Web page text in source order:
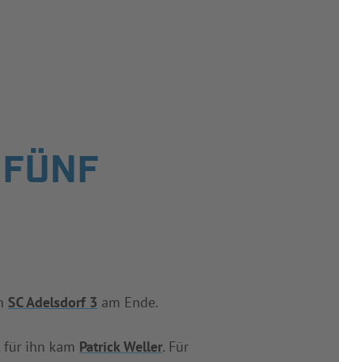
SC Adelsdorf 3 am Ende.
für ihn kam Patrick Weller. Für